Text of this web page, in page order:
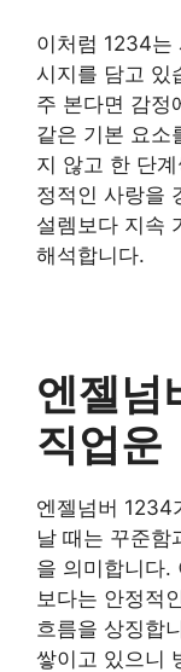
이처럼 1234는
시지를 담고 있
주 본다면 감정
같은 기본 요소
지 않고 한 단
정적인 사랑을
설렘보다 지속
해석합니다.
엔젤넘
직업운
엔젤넘버 1234
날 때는 꾸준함
을 의미합니다.
보다는 안정적
흐름을 상징합
쌓이고 있으니